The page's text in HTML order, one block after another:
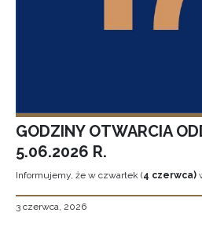
GODZINY OTWARCIA
5.06.2026 R.
Informujemy, że w czwartek (4 czerwca)
3 czerwca, 2026